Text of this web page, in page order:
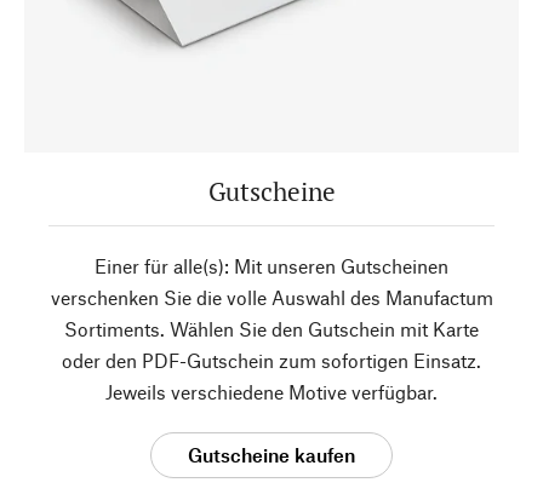
Gutscheine
Einer für alle(s): Mit unseren Gutscheinen
verschenken Sie die volle Auswahl des Manufactum
Sortiments. Wählen Sie den Gutschein mit Karte
oder den PDF-Gutschein zum sofortigen Einsatz.
Jeweils verschiedene Motive verfügbar.
Gutscheine kaufen